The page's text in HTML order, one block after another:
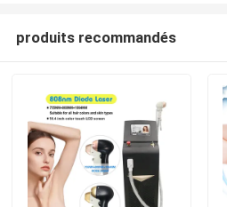
produits recommandés